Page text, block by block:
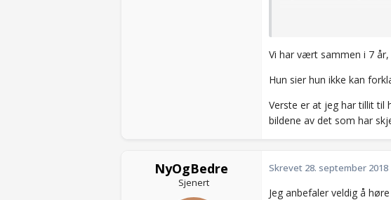
Vi har vært sammen i 7
Hun sier hun ikke kan
Verste er at jeg har tillit til
bildene av det som har
NyOgBedre
Sjenert
Skrevet 28. september 2018
Jeg anbefaler veldig å